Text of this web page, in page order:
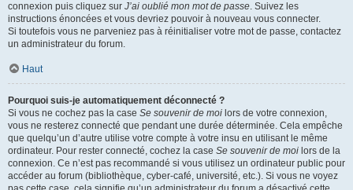
connexion puis cliquez sur J’ai oublié mon mot de passe. Suivez les
instructions énoncées et vous devriez pouvoir à nouveau vous connecter.
Si toutefois vous ne parveniez pas à réinitialiser votre mot de passe, contactez
un administrateur du forum.
Haut
Pourquoi suis-je automatiquement déconnecté ?
Si vous ne cochez pas la case Se souvenir de moi lors de votre connexion,
vous ne resterez connecté que pendant une durée déterminée. Cela empêche
que quelqu’un d’autre utilise votre compte à votre insu en utilisant le même
ordinateur. Pour rester connecté, cochez la case Se souvenir de moi lors de la
connexion. Ce n’est pas recommandé si vous utilisez un ordinateur public pour
accéder au forum (bibliothèque, cyber-café, université, etc.). Si vous ne voyez